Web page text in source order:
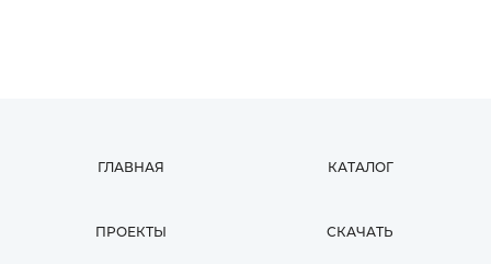
ГЛАВНАЯ КАТАЛОГ
ПРОЕКТЫ СКАЧАТЬ